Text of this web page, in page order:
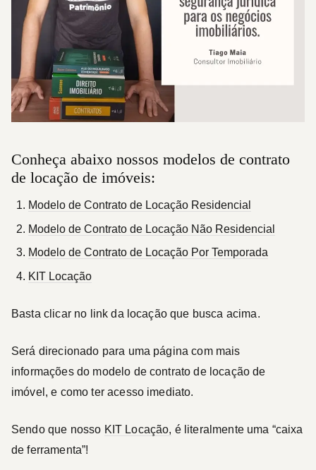
Conheça abaixo nossos modelos de contrato
de locação de imóveis:
Modelo de Contrato de Locação Residencial
Modelo de Contrato de Locação Não Residencial
Modelo de Contrato de Locação Por Temporada
KIT Locação
Basta clicar no link da locação que busca acima.
Será direcionado para uma página com mais
informações do modelo de contrato de locação de
imóvel, e como ter acesso imediato.
Sendo que nosso KIT Locação, é literalmente uma “caixa
de ferramenta”!